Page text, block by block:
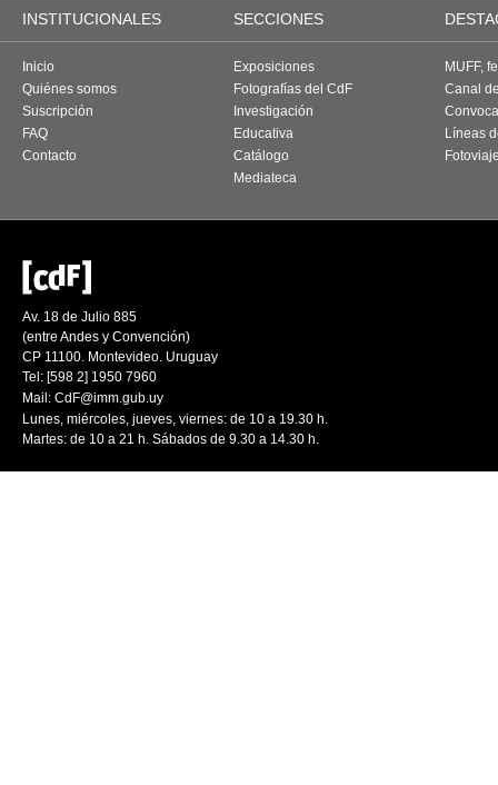
INSTITUCIONALES SECCIONES
Inicio
Quiénes somos
Suscripción
FAQ
Contacto
Exposiciones
Fotografías del CdF
Investigación
Educativa
Catálogo
Mediateca
MUFF,
Canal
Líneas
Av. 18 de Julio 885
(entre Andes y Convención)
CP 11100. Montevideo. Uruguay
Tel: [598 2] 1950 7960
Mail: CdF@imm.gub.uy
Lunes, miércoles, jueves, viernes: de 10 a 19.30 h.
Martes: de 10 a 21 h. Sábados de 9.30 a 14.30 h.